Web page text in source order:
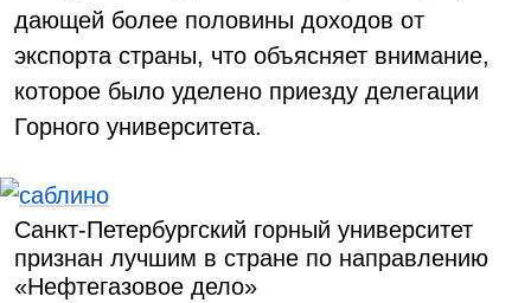
дающей более половины доходов от
экспорта страны, что объясняет внимание,
которое было уделено приезду делегации
Горного университета.
Санкт-Петербургский горный университет
признан лучшим в стране по направлению
«Нефтегазовое дело»